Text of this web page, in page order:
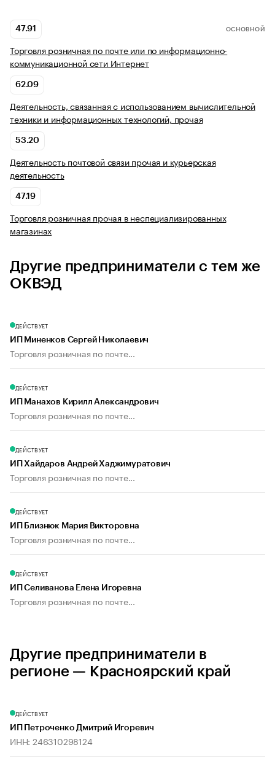
47.91 ОСНОВНОЙ
Торговля розничная по почте или по информационно-
коммуникационной сети Интернет
62.09
Деятельность, связанная с использованием вычислительной
техники и информационных технологий, прочая
53.20
Деятельность почтовой связи прочая и курьерская
деятельность
47.19
Торговля розничная прочая в неспециализированных
магазинах
Другие предприниматели с тем же
ОКВЭД
ДЕЙСТВУЕТ
ИП Миненков Сергей Николаевич
Торговля розничная по почте...
ДЕЙСТВУЕТ
ИП Манахов Кирилл Александрович
Торговля розничная по почте...
ДЕЙСТВУЕТ
ИП Хайдаров Андрей Хаджимуратович
Торговля розничная по почте...
ДЕЙСТВУЕТ
ИП Близнюк Мария Викторовна
Торговля розничная по почте...
ДЕЙСТВУЕТ
ИП Селиванова Елена Игоревна
Торговля розничная по почте...
Другие предприниматели в
регионе — Красноярский край
ДЕЙСТВУЕТ
ИП Петроченко Дмитрий Игоревич
ИНН: 246310298124